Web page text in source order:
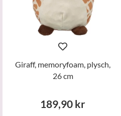
Giraff, memoryfoam, plysch,
26 cm
189,90 kr